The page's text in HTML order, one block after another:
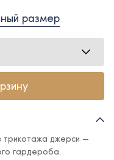
размер
трикотажа джерси —
гардероба.